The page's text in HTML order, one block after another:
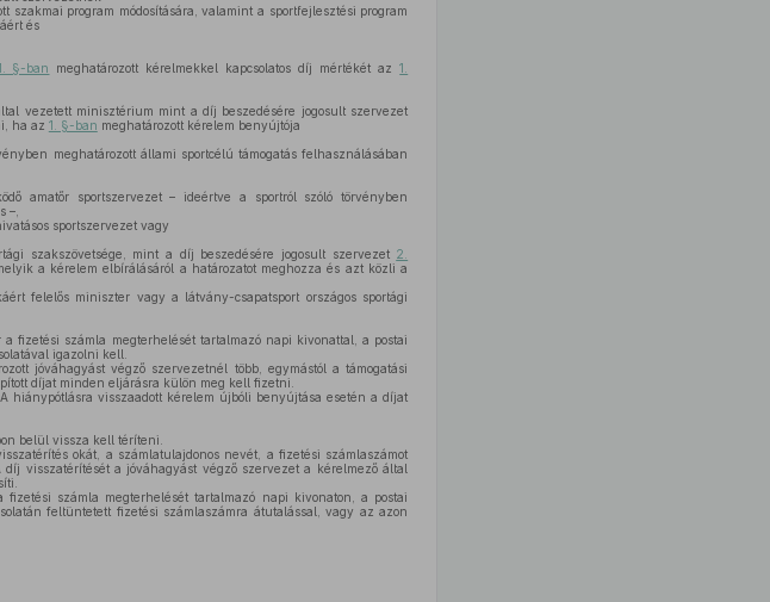
szakmai program módosítására, valamint a sportfejlesztési program
és
§-ban meghatározott kérelmekkel kapcsolatos díj mértékét az1.
vezetett minisztérium mint a díj beszedésére jogosult szervezet
ha az 1. §-ban meghatározott kérelem benyújtója
meghatározott állami sportcélú támogatás felhasználásában
amatőr sportszervezet – ideértve a sportról szóló törvényben
–,
sportszervezet vagy
szakszövetsége, mint a díj beszedésére jogosult szervezet 2.
a kérelem elbírálásáról a határozatot meghozza és azt közli a
felelős miniszter vagy a látvány-csapatsport országos sportági
a fizetési számla megterhelését tartalmazó napi kivonattal, a postai
igazolni kell.
jóváhagyást végző szervezetnél több, egymástól a támogatási
díjat minden eljárásra külön meg kell fizetni.
visszaadott kérelem újbóli benyújtása esetén a díjat
belül vissza kell téríteni.
okát, a számlatulajdonos nevét, a fizetési számlaszámot
visszatérítését a jóváhagyást végző szervezet a kérelmező által
számla megterhelését tartalmazó napi kivonaton, a postai
feltüntetett fizetési számlaszámra átutalással, vagy az azon